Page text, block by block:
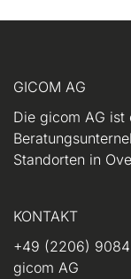
GICOM AG
Die gicom AG ist
Standorten in
KONTAKT
+49 (2206)
gicom AG